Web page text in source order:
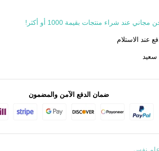
عند شراء منتجات بقيمة 1000 أو أكثر!
عند الاستلام
ضمان الدفع الآمن والمضمون